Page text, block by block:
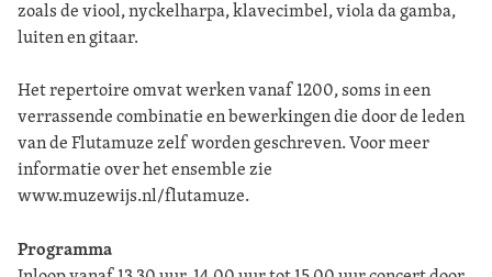
zoals de viool, nyckelharpa, klavecimbel, viola da gamba,
luiten en gitaar.
Het repertoire omvat werken vanaf 1200, soms in een
verrassende combinatie en bewerkingen die door de leden
van de Flutamuze zelf worden geschreven. Voor meer
informatie over het ensemble zie
www.muzewijs.nl/flutamuze.
Programma